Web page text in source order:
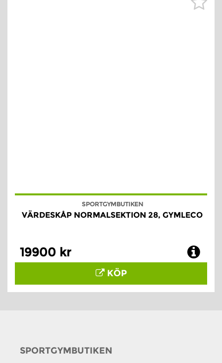
SPORTGYMBUTIKEN
VÄRDESKÅP NORMALSEKTION 28, GYMLECO
19900 kr
KÖP
SPORTGYMBUTIKEN